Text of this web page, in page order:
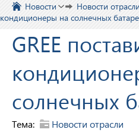
Новости Новости отрасли
кондиционеры на солнечных
GREE
солнечных
Тема: Новости отрасли